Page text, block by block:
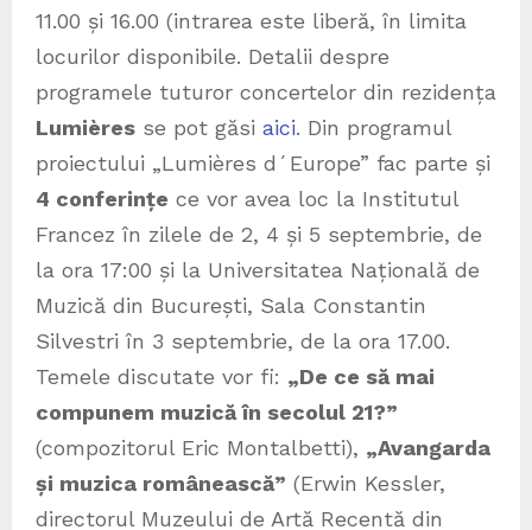
11.00 și 16.00 (intrarea este liberă, în limita
locurilor disponibile. Detalii despre
programele tuturor concertelor din rezidența
Lumières se pot găsi aici. Din programul
proiectului „Lumières d´Europe” fac parte și
4 conferințe ce vor avea loc la Institutul
Francez în zilele de 2, 4 și 5 septembrie, de
la ora 17:00 și la Universitatea Națională de
Muzică din București, Sala Constantin
Silvestri în 3 septembrie, de la ora 17.00.
Temele discutate vor fi: „De ce să mai
compunem muzică în secolul 21?”
(compozitorul Eric Montalbetti), „Avangarda
și muzica românească” (Erwin Kessler,
directorul Muzeului de Artă Recentă din